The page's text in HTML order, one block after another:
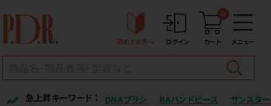
初めての方へ ログイン カート
0
メニュー
急上昇キーワード ： DNAブラシ BAハンドピース サンスター